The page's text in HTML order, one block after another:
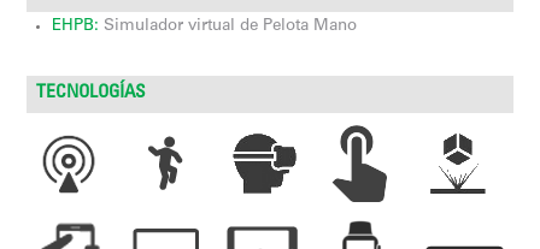
EHPB: Simulador virtual de Pelota Mano
TECNOLOGÍAS